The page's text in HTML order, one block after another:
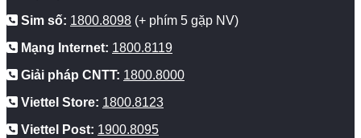
Sim số: 1800.8098 (+ phím 5 gặp NV)
Mạng Internet: 1800.8119
Giải pháp CNTT: 1800.8000
Viettel Store: 1800.8123
Viettel Post: 1900.8095